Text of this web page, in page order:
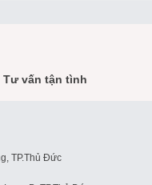
Tư vấn tận tình
TP.Thủ Đức